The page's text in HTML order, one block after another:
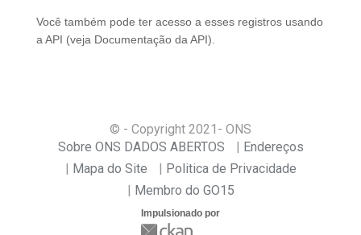
Você também pode ter acesso a esses registros usando
a API (veja Documentação da API ).
© - Copyright 2021 - ONS
Sobre ONS DADOS ABERTOS
Endereços
Mapa do Site
Politica de Privacidade
Membro do GO15
Impulsionado por